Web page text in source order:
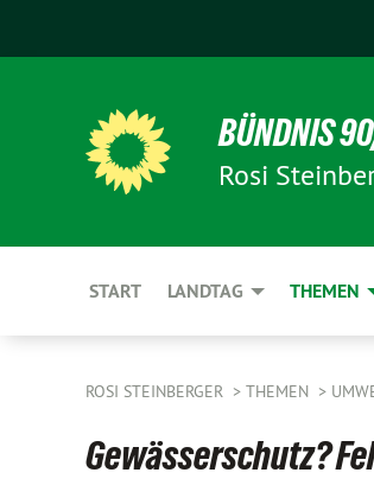
BÜNDNIS
Rosi
START LANDTAG THEMEN
ROSI STEINBERGER THEMEN
Gewässerschutz?